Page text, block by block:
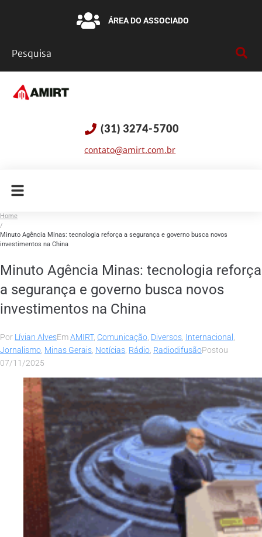
ÁREA DO ASSOCIADO
(31) 3274-5700
contato@amirt.com.br
Home
/
Minuto Agência Minas: tecnologia reforça a segurança e governo busca novos
investimentos na China
Minuto Agência Minas: tecnologia reforça
a segurança e governo busca novos
investimentos na China
Por Lívian AlvesEmAMIRT, Comunicação Diversos Internacional
Jornalismo Minas Gerais Notícias Rádio RadiodifusãoPostou
07/11/2025